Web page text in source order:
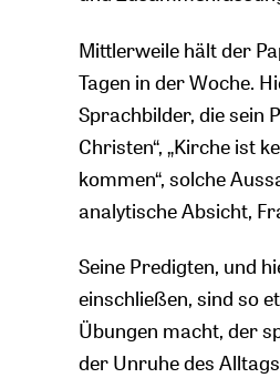
Mittlerweile hält der
Tagen in der Woche.
Sprachbilder, die sein
Christen“, „Kirche ist
kommen“, solche
analytische Absicht,
Seine Predigten, und
einschließen, sind so
Übungen macht, der
der Unruhe des